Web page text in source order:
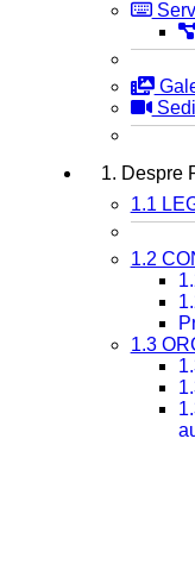
1. Despre
1.1
1.2
1.3